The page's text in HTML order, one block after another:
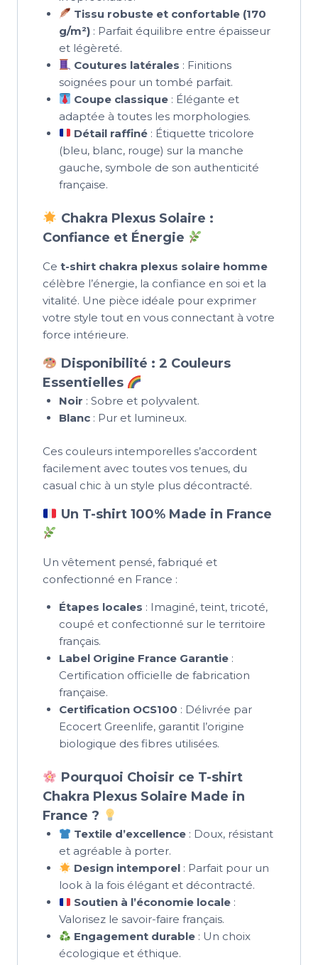
Tissu robuste et confortable (170
g/m²): Parfait équilibre entre épaisseur
et légèreté.
Coutures latérales : Finitions
soignées pour un tombé parfait.
Coupe classique: Élégante et
adaptée à toutes les morphologies.
Détail raffiné: Étiquette tricolore
(bleu, blanc, rouge) sur la manche
gauche, symbole de son authenticité
française.
Chakra Plexus Solaire :
Confiance et Énergie
Ce t-shirt chakra plexus solaire homme
célèbre l’énergie, la confiance en soi et la
vitalité. Une pièce idéale pour exprimer
votre style tout en vous connectant à votre
force intérieure.
Disponibilité : 2 Couleurs
Essentielles
Noir : Sobre et polyvalent.
Blanc: Pur et lumineux.
Ces couleurs intemporelles s’accordent
facilement avec toutes vos tenues, du
casual chic à un style plus décontracté.
Un T-shirt 100% Made in France
Un vêtement pensé, fabriqué et
confectionné en France :
Étapes locales : Imaginé, teint, tricoté,
coupé et confectionné sur le territoire
français.
Label Origine France Garantie:
Certification officielle de fabrication
française.
Certification OCS100 : Délivrée par
Ecocert Greenlife, garantit l’origine
biologique des fibres utilisées.
Pourquoi Choisir ce T-shirt
Chakra Plexus Solaire Made in
France ?
Textile d’excellence: Doux, résistant
et agréable à porter.
Design intemporel: Parfait pour un
look à la fois élégant et décontracté.
Soutien à l’économie locale:
Valorisez le savoir-faire français.
Engagement durable: Un choix
écologique et éthique.